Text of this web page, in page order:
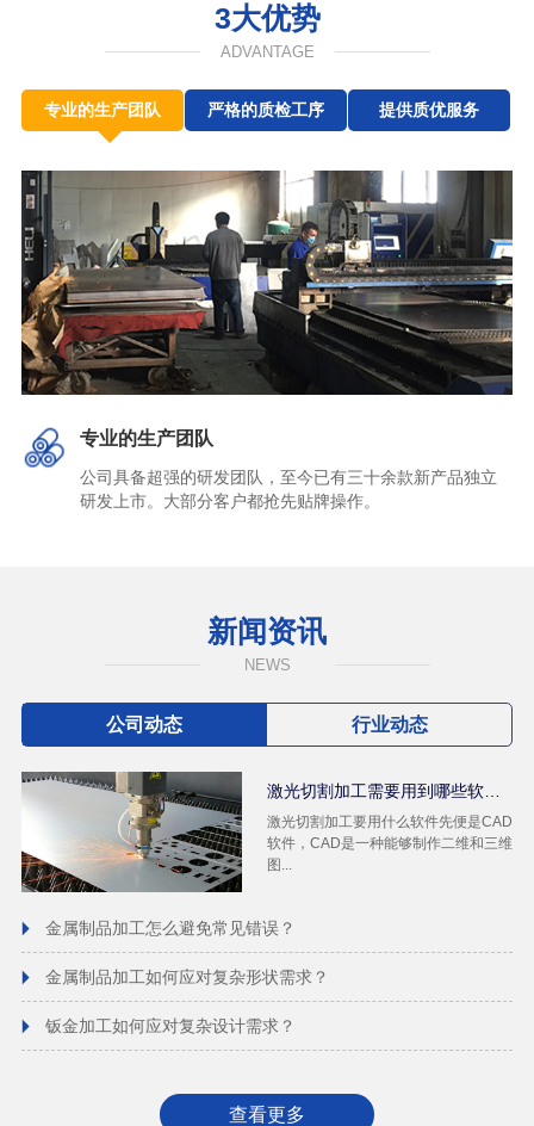
3大优势
ADVANTAGE
专业的生产团队 严格的质检工序 提供质优服务
专业的生产团队
公司具备超强的研发团队，至今已有三十余款新产品独立
研发上市。大部分客户都抢先贴牌操作。
新闻资讯
NEWS
公司动态 行业动态
激光切割加工要用什么软件先便是CAD
软件，CAD是一种能够制作二维和三维
图...
金属制品加工怎么避免常见错误？
金属制品加工如何应对复杂形状需求？
钣金加工如何应对复杂设计需求？
查看更多